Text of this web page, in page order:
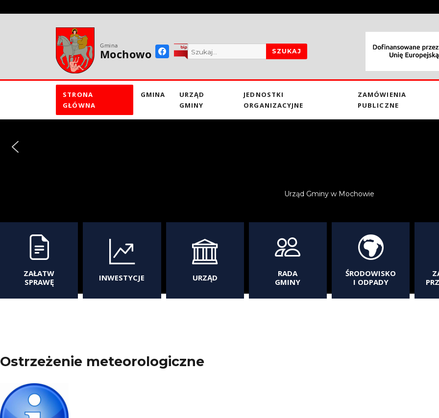
treści
Urząd Gminy w Mochowie
Gmina
Mochowo SZUKAJ
STRONA
GŁÓWNA
GMINA
URZĄD
GMINY
JEDNOSTKI
ORGANIZACYJNE
ZAMÓWIENIA
PUBLICZNE
ZAŁATW
SPRAWĘ
INWESTYCJE URZĄD
RADA
GMINY
ŚRODOWISKO
I ODPADY
Ostrzeżenie meteorologiczne